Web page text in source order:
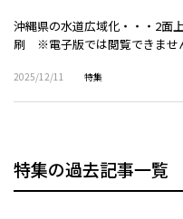
沖縄県の水道広域化・・・2面
刷 ※電子版では閲覧できませ
2025/12/11 特集
特集の過去記事一覧